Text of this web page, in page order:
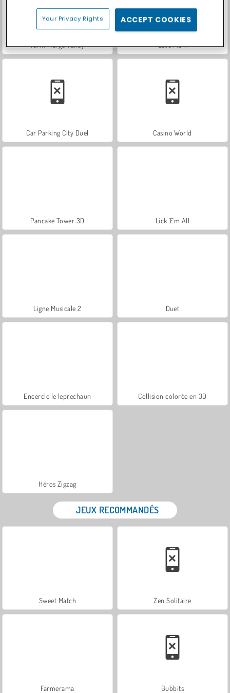
Farm Merge Valley Let's Fish!
Car Parking City Duel Casino World
Pancake Tower 3D Lick 'Em All
Ligne Musicale 2 Duet
Encercle le leprechaun Collision colorée en 3D
Héros Zigzag
JEUX RECOMMANDÉS
Sweet Match Zen Solitaire
Farmerama Bubbits
Your Privacy Rights ACCEPT COOKIES